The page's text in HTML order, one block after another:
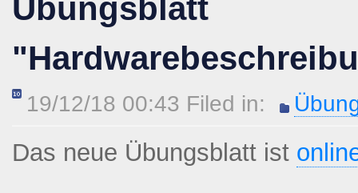
Übungsblatt
19/12/18 00:43 Filed in:
Das neue Übungsblatt ist